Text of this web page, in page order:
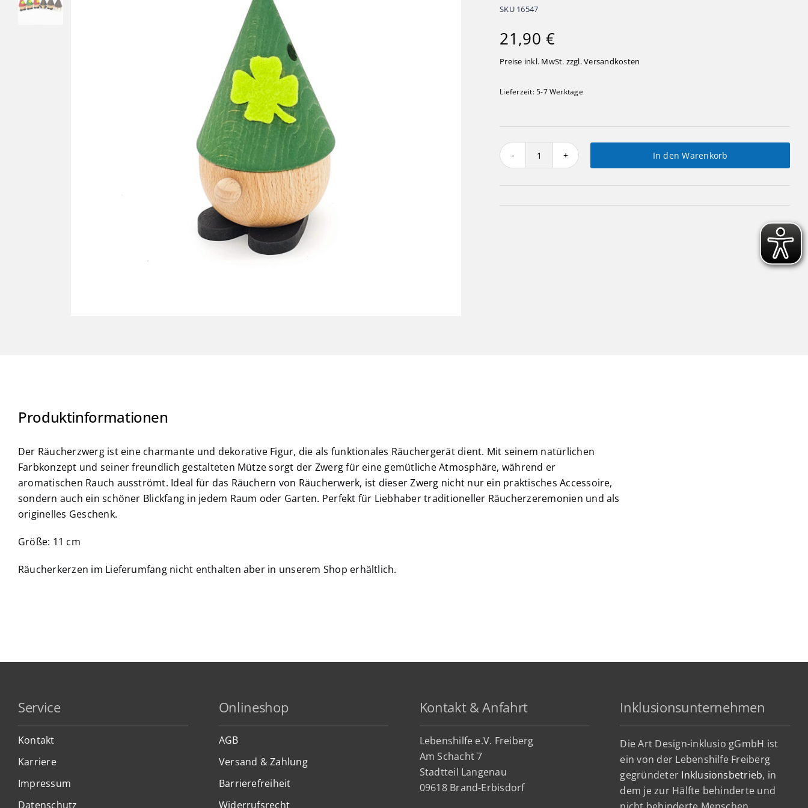
SKU 16547
21,90 €
Preise inkl. MwSt. zzgl.Versandkosten
Lieferzeit: 5-7 Werktage
Zwerg
In den Warenkorb
Produktinformationen
Der Räucherzwerg ist eine charmante und dekorative Figur, die als funktionales Räuchergerät dient. Mit seinem natürlichen
Farbkonzept und seiner freundlich gestalteten Mütze sorgt der Zwerg für eine gemütliche Atmosphäre, während er
aromatischen Rauch ausströmt. Ideal für das Räuchern von Räucherwerk, ist dieser Zwerg nicht nur ein praktisches Accessoire,
sondern auch ein schöner Blickfang in jedem Raum oder Garten. Perfekt für Liebhaber traditioneller Räucherzeremonien und als
originelles Geschenk.
Größe: 11 cm
Räucherkerzen im Lieferumfang nicht enthalten aber in unserem Shop erhältlich.
Service
Kontakt
Karriere
Impressum
Datenschutz
Onlineshop
AGB
Versand & Zahlung
Barrierefreiheit
Widerrufsrecht
Kontakt & Anfahrt
Lebenshilfe e.V. Freiberg
Am Schacht 7
Stadtteil Langenau
09618 Brand-Erbisdorf
Inklusionsunternehmen
Die Art Design-inklusio gGmbH ist
ein von der Lebenshilfe Freiberg
gegründeter Inklusionsbetrieb, in
dem je zur Hälfte behinderte und